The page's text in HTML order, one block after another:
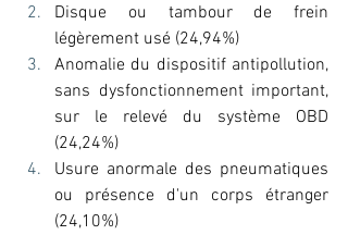
Disque ou tambour de frein
légèrement usé (24,94%)
Anomalie du dispositif antipollution,
sans dysfonctionnement important,
sur le relevé du système OBD
(24,24%)
Usure anormale des pneumatiques
ou présence d'un corps étranger
(24,10%)